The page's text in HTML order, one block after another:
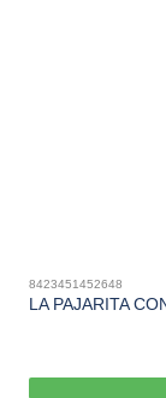
8423451452648
LA PAJARITA